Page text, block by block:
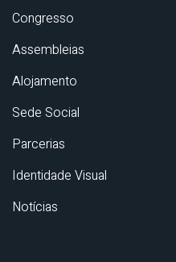
Congresso
Assembleias
Alojamento
Sede Social
Parcerias
Identidade Visual
Notícias